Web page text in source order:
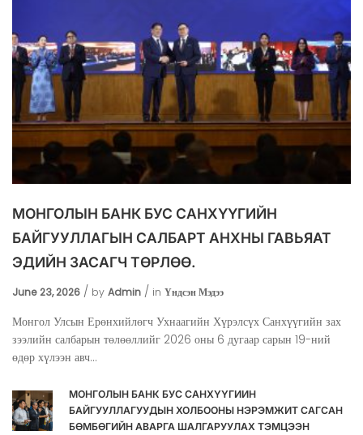
МОНГОЛЫН БАНК БУС САНХҮҮГИЙН
БАЙГУУЛЛАГЫН САЛБАРТ АНХНЫ ГАВЬЯАТ
ЭДИЙН ЗАСАГЧ ТӨРЛӨӨ.
June 23, 2026 by Admin in Үндсэн Мэдээ
Монгол Улсын Ерөнхийлөгч Ухнаагийн Хүрэлсүх Санхүүгийн зах
зээлийн салбарын төлөөллийг 2026 оны 6 дугаар сарын 19-ний
өдөр хүлээн авч...
МОНГОЛЫН БАНК БУС САНХҮҮГИЙН
БАЙГУУЛЛАГУУДЫН ХОЛБООНЫ НЭРЭМЖИТ САГСАН
БӨМБӨГИЙН АВАРГА ШАЛГАРУУЛАХ ТЭМЦЭЭН